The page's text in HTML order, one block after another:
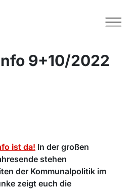
9+10/2022
ist da! In der großen
stehen
der Kommunalpolitik im
zeigt euch die